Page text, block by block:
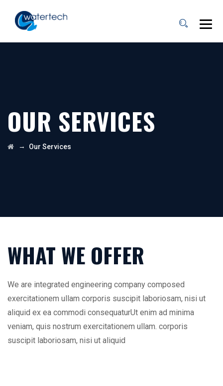
OUR SERVICES
→ Our Services
WHAT WE OFFER
We are integrated engineering company composed
exercitationem ullam corporis suscipit laboriosam, nisi ut
aliquid ex ea commodi consequaturUt enim ad minima
veniam, quis nostrum exercitationem ullam. corporis
suscipit laboriosam, nisi ut aliquid